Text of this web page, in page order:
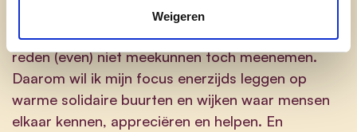
Weigeren
mensen kansen krijgen om zich te ontplooien.
Maar waar we mensen die om één of andere
reden (even) niet meekunnen toch meenemen.
Daarom wil ik mijn focus enerzijds leggen op
warme solidaire buurten en wijken waar mensen
elkaar kennen, appreciëren en helpen. En